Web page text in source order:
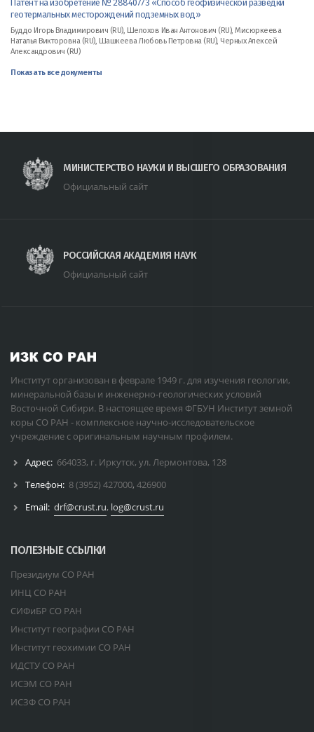
Патент на изобретение № 28840773 «Способ геофизической разведки
геотермальных месторождений подземных вод»
Буддо Игорь Владимирович (RU), Шелохов Иван Антонович (RU), Мисюркеева
Наталья Викторовна (RU), Шашкеева Любовь Петровна (RU), Черных Алексей
Александрович (RU)
Показать все документы
МИНИСТЕРСТВО НАУКИ И ВЫСШЕГО ОБРАЗОВАНИЯ
Официальный сайт
РОССИЙСКАЯ АКАДЕМИЯ НАУК
Официальный сайт
Институт организован в феврале 1949 г. для изучения геологии,
минеральной базы и инженерно-геологических условий
Восточной Сибири. В настоящее время ФГБУН Институт земной
коры СО РАН - комплексное научно-исследовательское
учреждение с оригинальным научным профилем.
Адрес: 664033, г. Иркутск, ул. Лермонтова, 128
Телефон: 8 (3952) 427000, 426900
Email: drf@crust.ru, log@crust.ru
ПОЛЕЗНЫЕ ССЫЛКИ
Президиум СО РАН
ИНЦ СО РАН
СИФиБР СО РАН
Институт географии СО РАН
Институт геохимии СО РАН
ИДСТУ СО РАН
ИСЭМ СО РАН
ИСЗФ СО РАН